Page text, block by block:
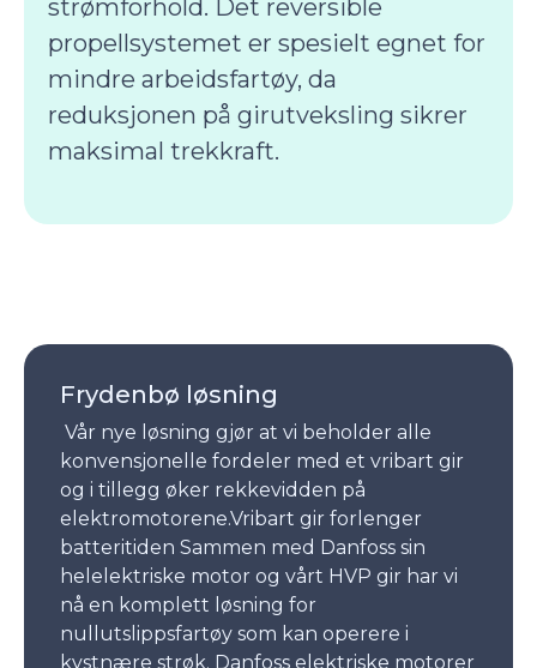
strømforhold. Det reversible
propellsystemet er spesielt egnet for
mindre arbeidsfartøy, da
reduksjonen på girutveksling sikrer
maksimal trekkraft.
Frydenbø løsning
Vår nye løsning gjør at vi beholder alle
konvensjonelle fordeler med et vribart gir
og i tillegg øker rekkevidden på
elektromotorene.Vribart gir forlenger
batteritiden Sammen med Danfoss sin
helelektriske motor og vårt HVP gir har vi
nå en komplett løsning for
nullutslippsfartøy som kan operere i
kystnære strøk. Danfoss elektriske motorer